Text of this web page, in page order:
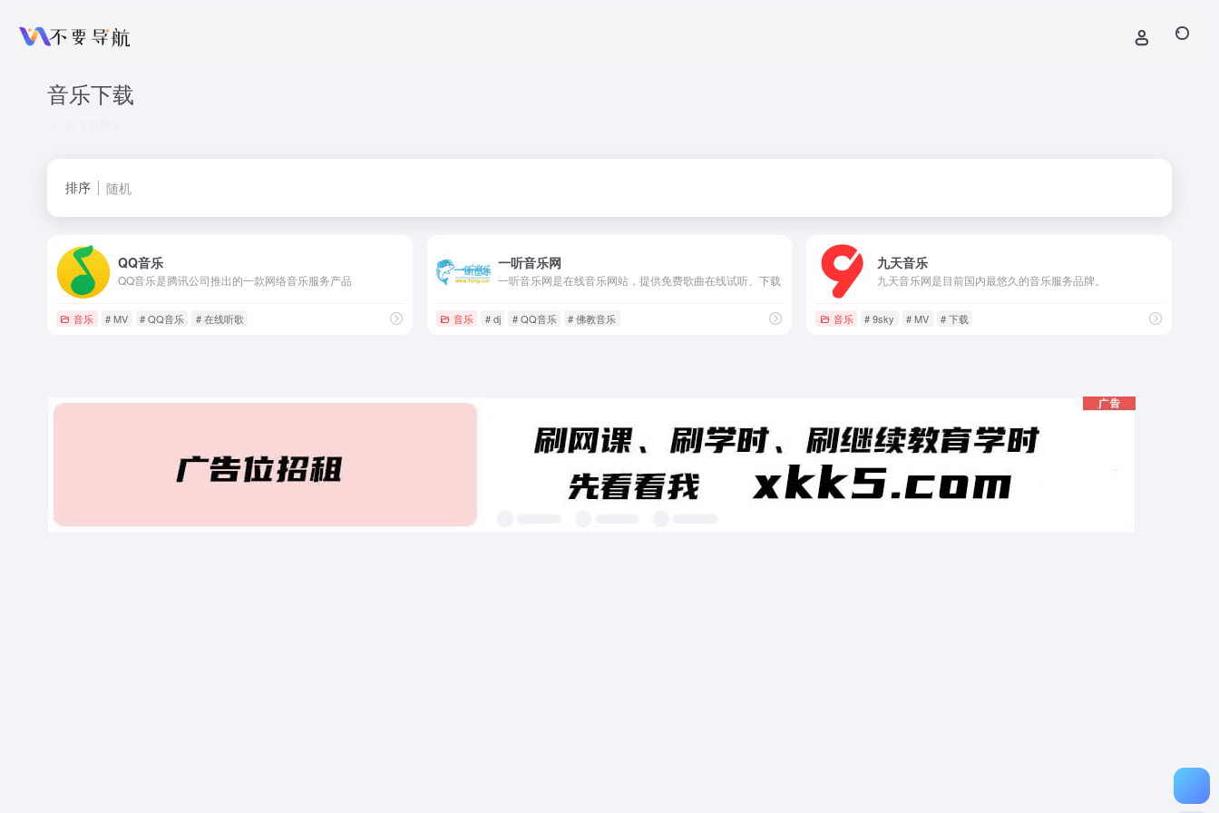
音乐下载
排序 随机
QQ音乐
QQ音乐是腾讯公司推出的一款网络音乐服务产品
音乐 # MV # QQ音乐 # 在线听歌
一听音乐网
一听音乐网是在线音乐网站，提供免费歌曲在线试听、下载
音乐 # dj # QQ音乐 # 佛教音乐
九天音乐
九天音乐网是目前国内最悠久的音乐服务品牌。
音乐 # 9sky # MV # 下载